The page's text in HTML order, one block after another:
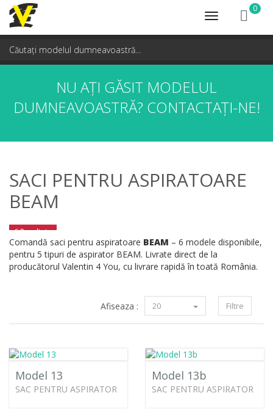
Toggle
navigation
0
NU AȚI GĂSIT MODELUL
DUMNEAVOASTRĂ? CONTACTAȚI-NE!
SACI PENTRU ASPIRATOARE
BEAM
6 Rezultate
Comandă saci pentru aspiratoare BEAM – 6 modele disponibile,
pentru 5 tipuri de aspirator BEAM. Livrate direct de la
producătorul Valentin 4 You, cu livrare rapidă în toată România.
Filtre
Afiseaza : 20
Model 13
SAC PENTRU ASPIRATOR
Model 13b
SAC PENTRU ASPIRATOR